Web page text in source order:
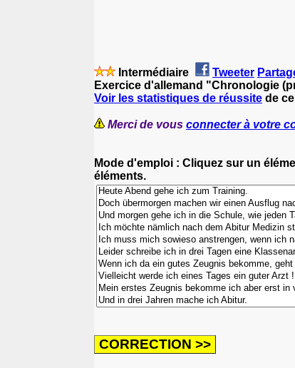
Intermédiaire Tweeter
Exercice d'allemand "Chronologie
Voir les statistiques de réussite de
Merci de vous connecter à votre
Mode d'emploi : Cliquez sur un
éléments.